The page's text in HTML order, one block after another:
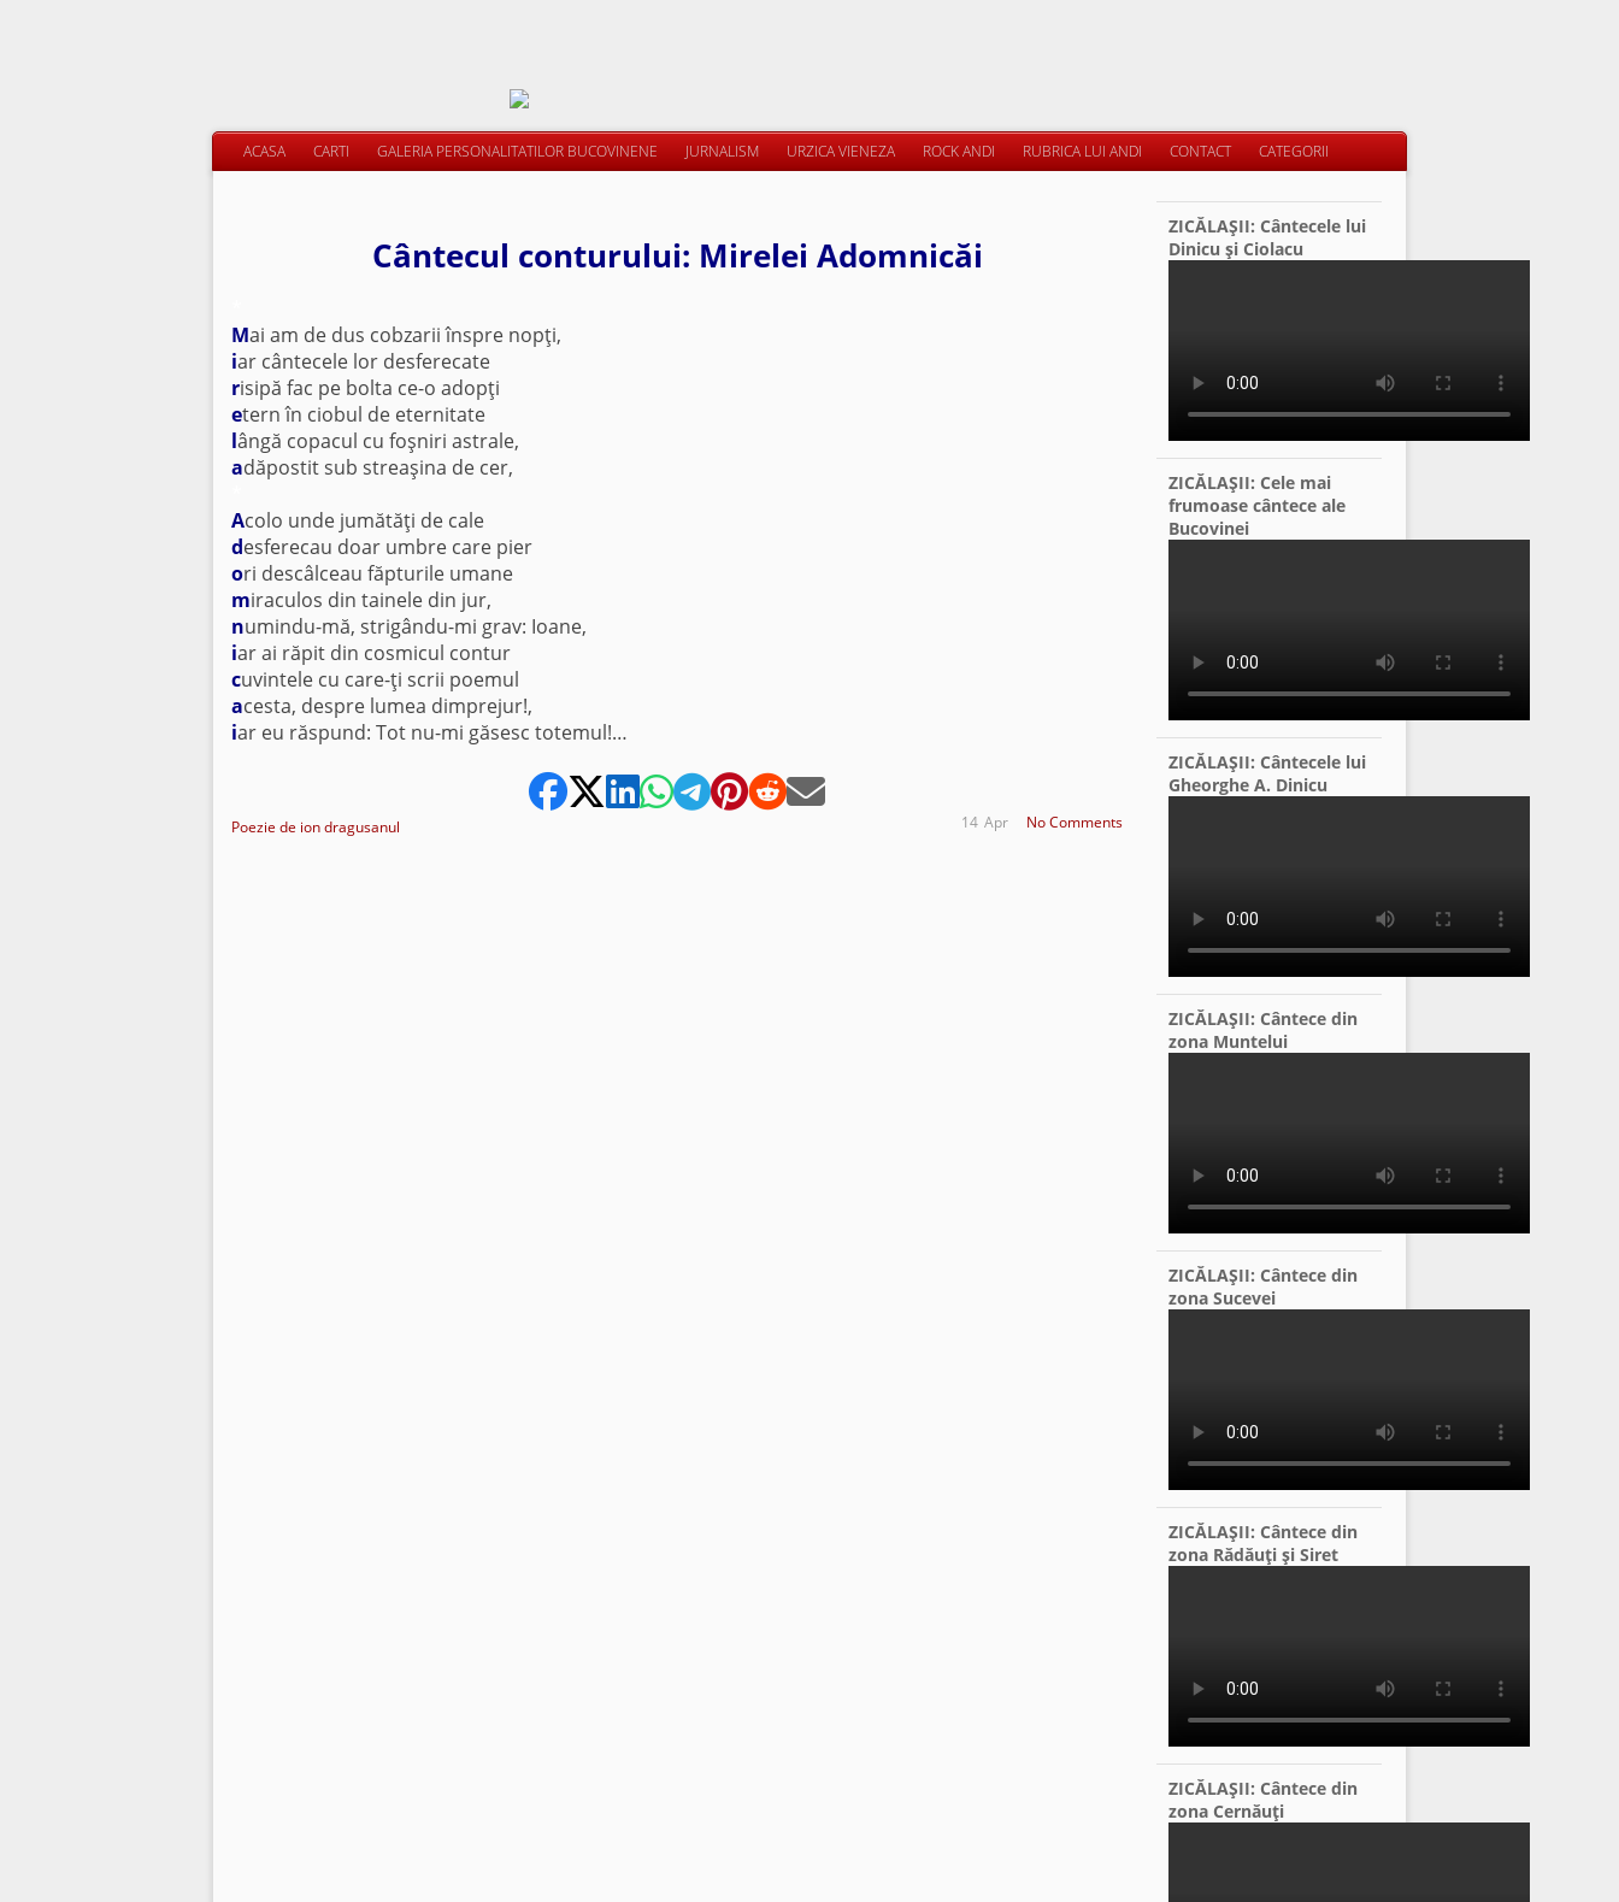
ACASA CARTI GALERIA PERSONALITATILOR BUCOVINENE JURNALISM URZICA VIENEZA ROCK ANDI RUBRICA LUI ANDI CONTACT CATEGORII
Cântecul conturului: Mirelei Adomnicăi
Mai am de dus cobzarii înspre nopţi,
iar cântecele lor desferecate
risipă fac pe bolta ce-o adopţi
etern în ciobul de eternitate
lângă copacul cu foşniri astrale,
adăpostit sub streaşina de cer,
Acolo unde jumătăţi de cale
desferecau doar umbre care pier
ori descâlceau făpturile umane
miraculos din tainele din jur,
numindu-mă, strigându-mi grav: Ioane,
iar ai răpit din cosmicul contur
cuvintele cu care-ţi scrii poemul
acesta, despre lumea dimprejur!,
iar eu răspund: Tot nu-mi găsesc totemul!…
Poezie de ion dragusanul No Comments
Apr
14
ZICĂLAŞII: Cântecele lui
Dinicu şi Ciolacu
ZICĂLAŞII: Cele mai
frumoase cântece ale
Bucovinei
ZICĂLAŞII: Cântecele lui
Gheorghe A. Dinicu
ZICĂLAŞII: Cântece din
zona Muntelui
ZICĂLAŞII: Cântece din
zona Sucevei
ZICĂLAŞII: Cântece din
zona Rădăuţi şi Siret
ZICĂLAŞII: Cântece din
zona Cernăuţi